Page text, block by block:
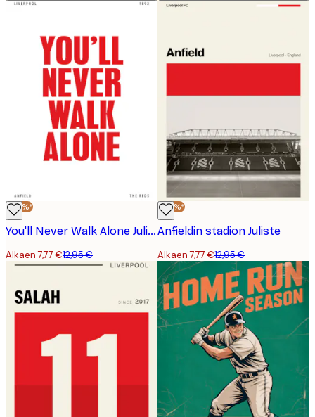
-40%*
You'll Never Walk Alone Juliste
Alkaen 7,77 €12,95 €
-40%*
Anfieldin stadion Juliste
Alkaen 7,77 €12,95 €